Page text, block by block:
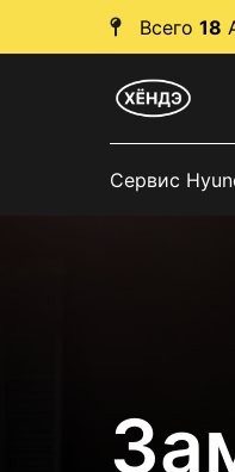
Всего 18
Сервис